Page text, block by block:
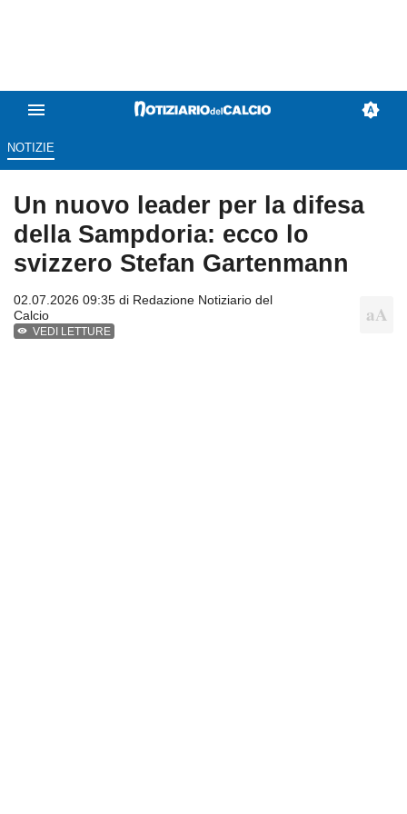
NOTIZIE
Un nuovo leader per la difesa
della Sampdoria: ecco lo
svizzero Stefan Gartenmann
02.07.2026 09:35 di Redazione Notiziario del
Calcio
VEDI LETTURE